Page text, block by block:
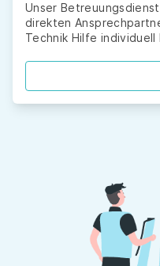
Unser
direkten
Technik Hilfe